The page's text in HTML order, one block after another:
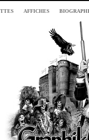
AFFICHES